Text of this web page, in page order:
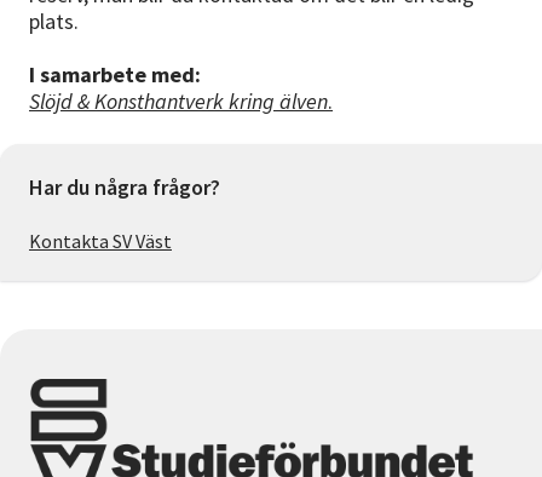
plats.
I samarbete med:
Slöjd & Konsthantverk kring älven.
Har du några frågor?
Kontakta SV Väst